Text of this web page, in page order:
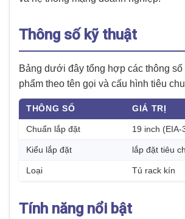
Thông số kỹ thuật
Bảng dưới đây tổng hợp các thông số
phẩm theo tên gọi và cấu hình tiêu
THÔNG SỐ GIÁ TRỊ
Chuẩn lắp đặt 19 inch (EIA-
Kiểu lắp đặt lắp đặt tiêu
Loại Tủ rack kín
Tính năng nổi bật